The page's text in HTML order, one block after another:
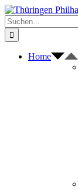
Zum
Inhalt
springen
Suche
nach:
Home